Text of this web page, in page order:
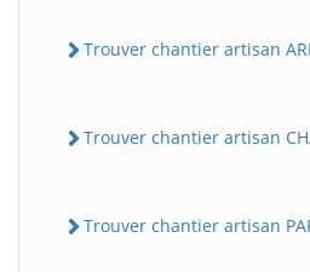
Trouver chantier artisan
Trouver chantier artisan
Trouver chantier artisan